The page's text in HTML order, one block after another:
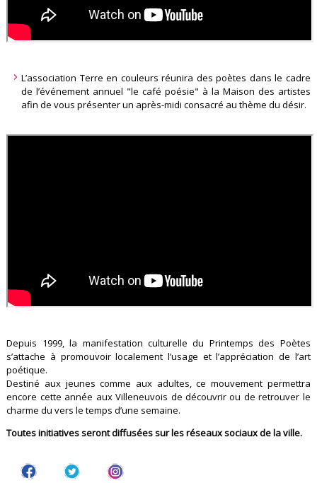
L’association Terre en couleurs réunira des poètes dans le cadre
de l’événement annuel "le café poésie" à la Maison des artistes
afin de vous présenter un après-midi consacré au thème du désir.
Depuis 1999, la manifestation culturelle du Printemps des Poètes
s’attache à promouvoir localement l’usage et l’appréciation de l’art
poétique.
Destiné aux jeunes comme aux adultes, ce mouvement permettra
encore cette année aux Villeneuvois de découvrir ou de retrouver le
charme du vers le temps d’une semaine.
Toutes initiatives seront diffusées sur les réseaux sociaux de la ville.